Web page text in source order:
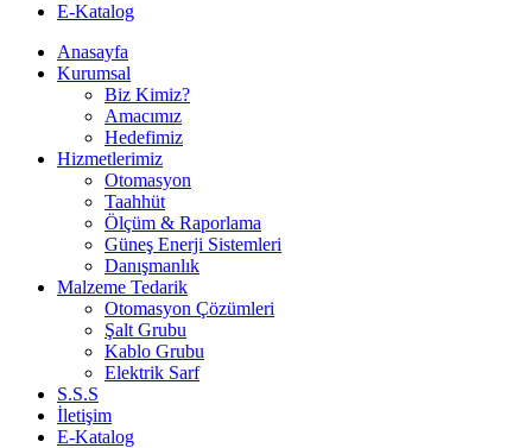
E-Katalog
Anasayfa
Kurumsal
Biz Kimiz?
Amacımız
Hedefimiz
Hizmetlerimiz
Otomasyon
Taahhüt
Ölçüm & Raporlama
Güneş Enerji Sistemleri
Danışmanlık
Malzeme Tedarik
Otomasyon Çözümleri
Şalt Grubu
Kablo Grubu
Elektrik Sarf
S.S.S
İletişim
E-Katalog